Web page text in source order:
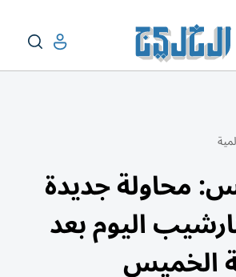
محاولة جديدة
اليوم بعد
الخميس